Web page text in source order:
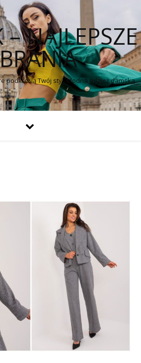
NAJLEPSZE
podkreślą Twój styl. Modna odzież damska